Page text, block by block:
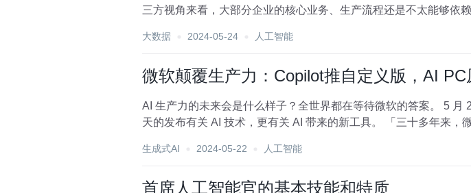
三方视角来看，大部分企业的核心业务、生产流程还是不太能够依
大数据 2024-05-24 人工智能
微软颠覆生产力：Copilot推自定义版，AI
AI 生产力的未来会是什么样子？全世界都在等待微软的答案。 5
天的发布有关 AI 技术，更有
生成式AI 2024-05-22 人工智能
首席人工智能官的基本技能和特质